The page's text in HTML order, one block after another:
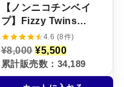
【ノンニコチンベイ
プ】Fizzy Twins
2‑Flavors ラズベリー
スイカ＆キウイパッシ
ョンフルーツグァバ ニ
コチン0・タール0
4.6 (8件)
¥8,000 元
の
価
格
¥5,500現
在
の
価
累計販売数：34,189